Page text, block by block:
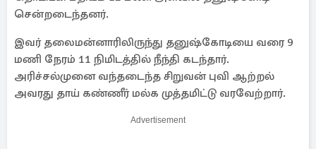
சென்றடைந்தனர்.
இவர் தலைமன்னாரிலிருந்து தனுஷ்கோடியை வரை 9
மணி நேரம் 11 நிமிடத்தில் நீந்தி கடந்தார்.
அரிச்சல்முனை வந்தடைந்த சிறுவன் புவி ஆற்றல்
அவரது தாய் கண்ணீர் மல்க முத்தமிட்டு வரவேற்றார்.
Advertisement